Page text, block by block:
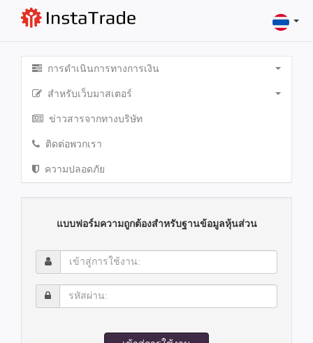
การดำเนินการทางการเงิน
สำหรับเว็บมาสเตอร์
ข่าวสารจากทางบริษัท
ติดต่อพวกเรา
ความปลอดภัย
แบบฟอร์มความถูกต้องสำหรับฐานข้อมูลหุ้นส่วน
เข้า
สู่
การ
ใช้
รหัส
ผ่าน: